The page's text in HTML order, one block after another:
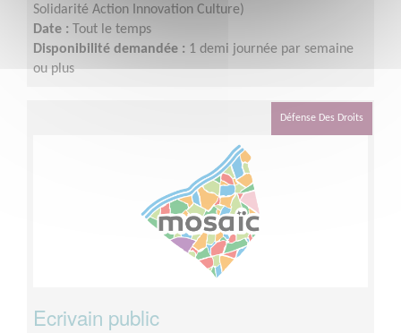
Solidarité Action Innovation Culture)
Date : Tout le temps
Disponibilité demandée : 1 demi journée par semaine
ou plus
Défense Des Droits
Ecrivain public